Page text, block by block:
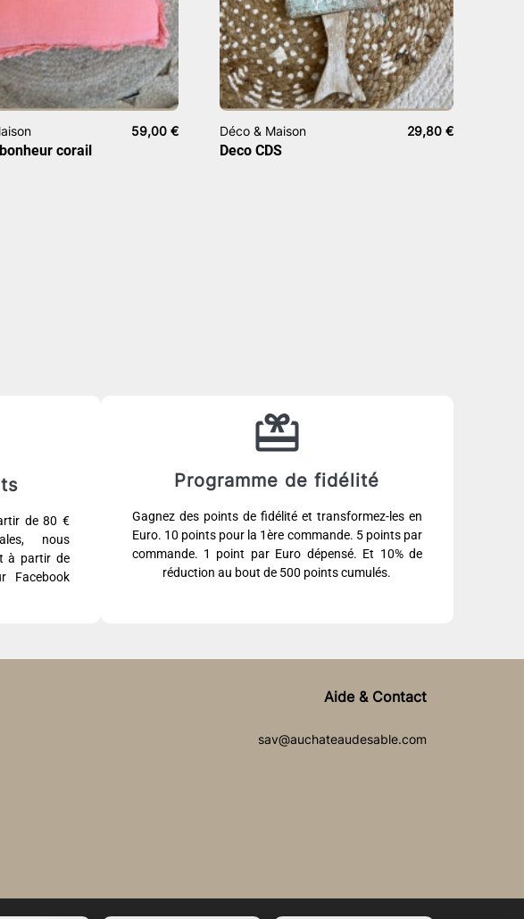
59,00 €
corail
Déco & Maison 29,80 €
Deco CDS
de 80 €
nous
à partir de
Facebook
Programme de fidélité
Gagnez des points de fidélité et transformez-les en
Euro. 10 points pour la 1ère commande. 5 points par
commande. 1 point par Euro dépensé. Et 10% de
réduction au bout de 500 points cumulés.
Aide & Contact
sav@auchateaudesable.com